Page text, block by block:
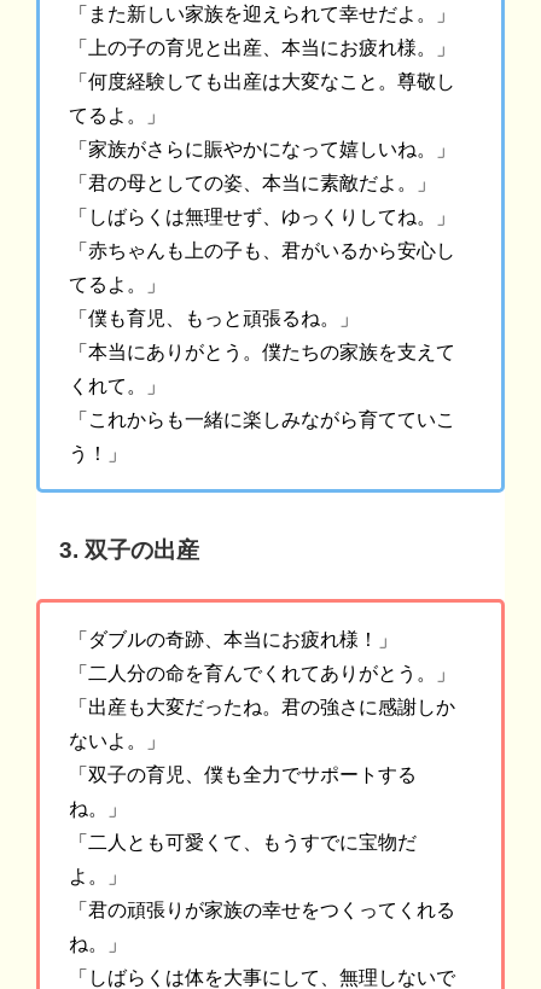
「また新しい家族を迎えられて幸せだよ。」
「上の子の育児と出産、本当にお疲れ様。」
「何度経験しても出産は大変なこと。尊敬し
てるよ。」
「家族がさらに賑やかになって嬉しいね。」
「君の母としての姿、本当に素敵だよ。」
「しばらくは無理せず、ゆっくりしてね。」
「赤ちゃんも上の子も、君がいるから安心し
てるよ。」
「僕も育児、もっと頑張るね。」
「本当にありがとう。僕たちの家族を支えて
くれて。」
「これからも一緒に楽しみながら育てていこ
う！」
3. 双子の出産
「ダブルの奇跡、本当にお疲れ様！」
「二人分の命を育んでくれてありがとう。」
「出産も大変だったね。君の強さに感謝しか
ないよ。」
「双子の育児、僕も全力でサポートする
ね。」
「二人とも可愛くて、もうすでに宝物だ
よ。」
「君の頑張りが家族の幸せをつくってくれる
ね。」
「しばらくは体を大事にして、無理しないで